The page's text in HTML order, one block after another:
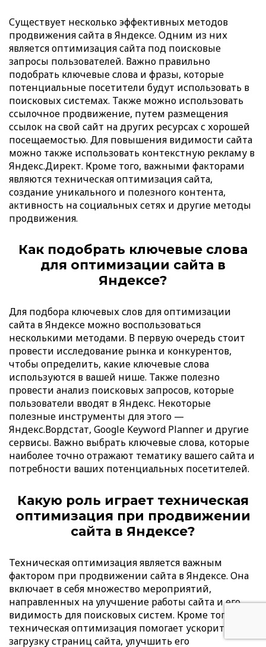
Существует несколько эффективных методов
продвижения сайта в Яндексе. Одним из них
является оптимизация сайта под поисковые
запросы пользователей. Важно правильно
подобрать ключевые слова и фразы, которые
потенциальные посетители будут использовать в
поисковых системах. Также можно использовать
ссылочное продвижение, путем размещения
ссылок на свой сайт на других ресурсах с хорошей
посещаемостью. Для повышения видимости сайта
можно также использовать контекстную рекламу в
Яндекс.Директ. Кроме того, важными факторами
являются техническая оптимизация сайта,
создание уникального и полезного контента,
активность на социальных сетях и другие методы
продвижения.
Как подобрать ключевые слова
для оптимизации сайта в
Яндексе?
Для подбора ключевых слов для оптимизации
сайта в Яндексе можно воспользоваться
несколькими методами. В первую очередь стоит
провести исследование рынка и конкурентов,
чтобы определить, какие ключевые слова
используются в вашей нише. Также полезно
провести анализ поисковых запросов, которые
пользователи вводят в Яндекс. Некоторые
полезные инструменты для этого —
Яндекс.Вордстат, Google Keyword Planner и другие
сервисы. Важно выбрать ключевые слова, которые
наиболее точно отражают тематику вашего сайта и
потребности ваших потенциальных посетителей.
Какую роль играет техническая
оптимизация при продвижении
сайта в Яндексе?
Техническая оптимизация является важным
фактором при продвижении сайта в Яндексе. Она
включает в себя множество мероприятий,
направленных на улучшение работы сайта и его
видимость для поисковых систем. Кроме того,
техническая оптимизация помогает ускорить
загрузку страниц сайта, улучшить его